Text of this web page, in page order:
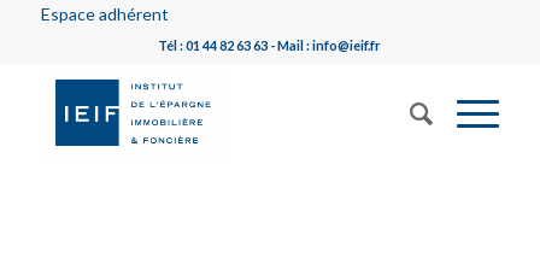
Espace adhérent
Tél : 01 44 82 63 63 - Mail : info@ieif.fr